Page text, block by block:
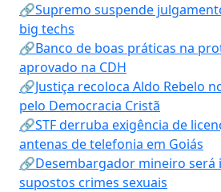
🔗Supremo suspende
big techs
🔗Banco de boas práticas na
aprovado na CDH
🔗Justiça recoloca Aldo Rebelo
pelo Democracia Cristã
🔗STF derruba exigência de
antenas de telefonia em Goiás
🔗Desembargador mineiro será
supostos crimes sexuais